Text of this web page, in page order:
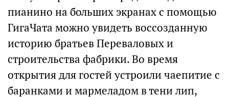
пианино на больших экранах с помощью
ГигаЧата можно увидеть воссозданную
историю братьев Переваловых и
строительства фабрики. Во время
открытия для гостей устроили чаепитие с
баранками и мармеладом в тени лип,